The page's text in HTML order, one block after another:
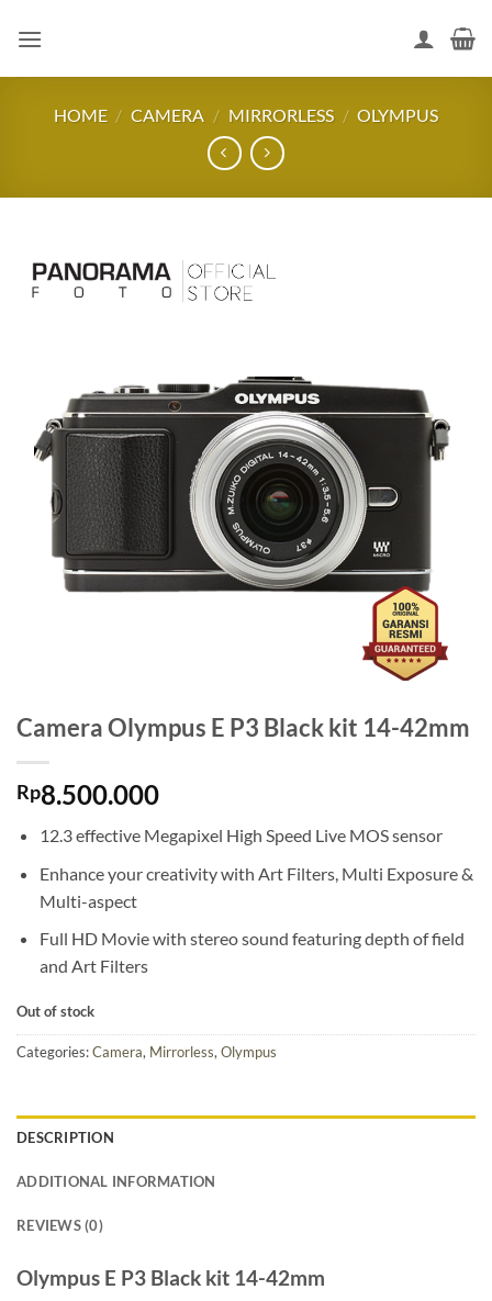
HOME / CAMERA / MIRRORLESS / OLYMPUS
Camera Olympus E P3 Black kit 14-42mm
Rp8.500.000
12.3 effective Megapixel High Speed Live MOS sensor
Enhance your creativity with Art Filters, Multi Exposure &
Multi-aspect
Full HD Movie with stereo sound featuring depth of field
and Art Filters
Out of stock
Categories:Camera, Mirrorless, Olympus
DESCRIPTION
ADDITIONAL INFORMATION
REVIEWS (0)
Olympus E P3 Black kit 14-42mm